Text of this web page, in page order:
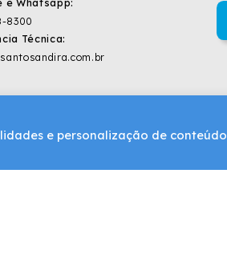
e Whatsapp:
8300
Técnica:
e personalização de conteúdo